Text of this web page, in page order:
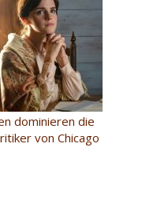
dominieren die
von Chicago